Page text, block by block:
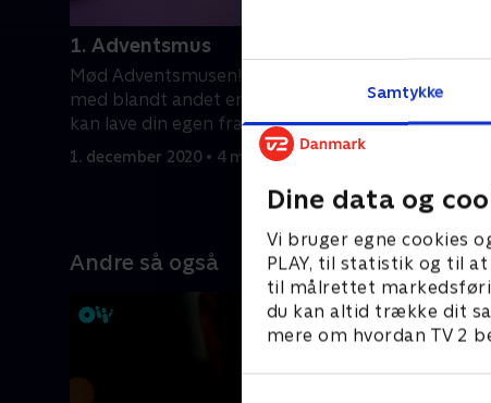
Samtykke
Dine data og
Vi bruger egne cookies
PLAY, til statistik og til
til målrettet
du kan altid trække dit
mere om hvordan TV 2
1. Adventsmus
Mød Adventsmusen! Se, hvordan du
med blandt andet en sok og lidt ris
kan lave din egen frække julemus
1. december 2020 • 4 min
Med en
en sjov
Andre så også